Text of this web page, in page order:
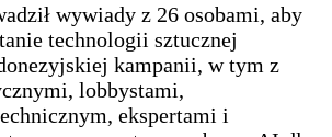
wywiady z 26 osobami, aby
technologii sztucznej
kampanii, w tym z
lobbystami,
ekspertami i